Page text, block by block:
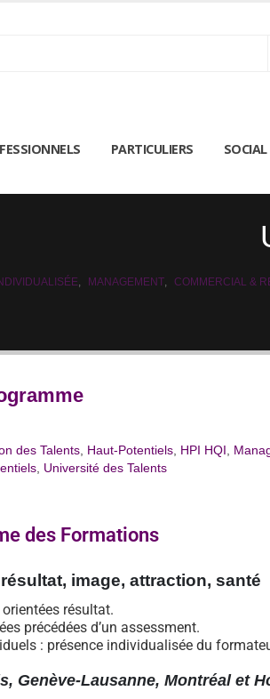
PARTICULIERS SOCIAL
MANAGEMENT COMMERCIAL &
des Talents Haut-Potentiels HPI HQI
Université des Talents
des Formations
image, attraction, santé
résultat.
précédées d’un assessment.
: présence individualisée du
Genève-Lausanne, Montréal et